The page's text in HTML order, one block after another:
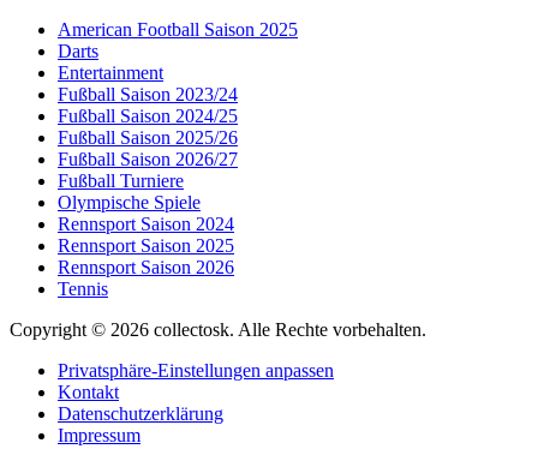
American Football Saison 2025
Darts
Entertainment
Fußball Saison 2023/24
Fußball Saison 2024/25
Fußball Saison 2025/26
Fußball Saison 2026/27
Fußball Turniere
Olympische Spiele
Rennsport Saison 2024
Rennsport Saison 2025
Rennsport Saison 2026
Tennis
Copyright © 2026 collectosk. Alle Rechte vorbehalten.
Privatsphäre-Einstellungen anpassen
Kontakt
Datenschutzerklärung
Impressum